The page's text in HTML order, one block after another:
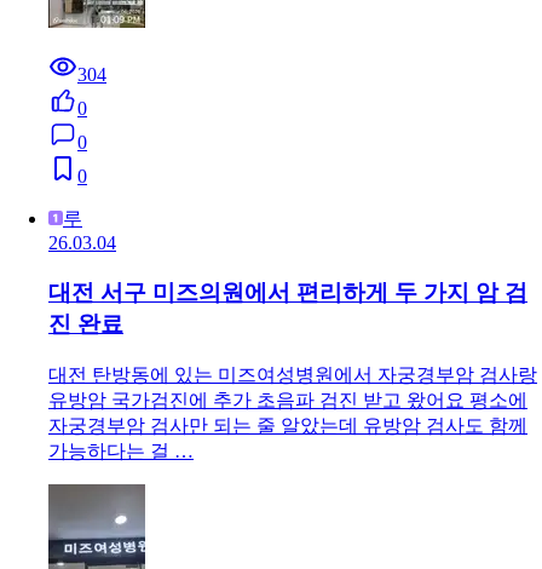
304
0
0
0
루
26.03.04
대전 서구 미즈의원에서 편리하게 두 가지 암 검
진 완료
대전 탄방동에 있는 미즈여성병원에서 자궁경부암 검사랑
유방암 국가검진에 추가 초음파 검진 받고 왔어요 평소에
자궁경부암 검사만 되는 줄 알았는데 유방암 검사도 함께
가능하다는 걸 …